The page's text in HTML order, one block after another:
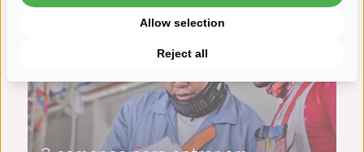
Reject all
Allow selection